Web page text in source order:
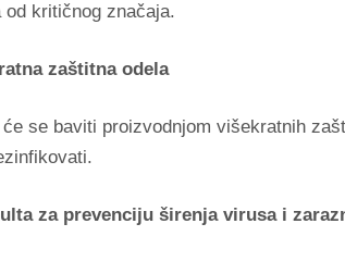
kritičnog značaja.
zaštitna odela
će se baviti proizvodnjom višekratnih
za prevenciju širenja virusa i